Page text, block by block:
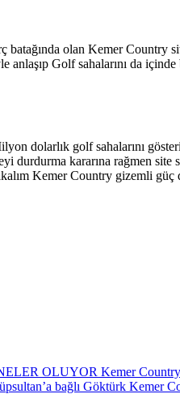
olan Kemer Country
Golf sahalarını da
dolarlık golf sahalarını
durdurma kararına rağmen
Kemer Country gizemli güç
OLUYOR Kemer Country
bağlı Göktürk Kemer